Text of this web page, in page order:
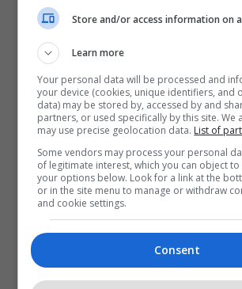
Kb Drita Sporti Në Rajonin E Gjilanit
Alban Hyseni
Store and/or access information on
Learn more
Your personal data will be processed and
your device (cookies, unique identifiers, and
data) may be stored by, accessed by and
partners, or used specifically by this site. We
may use precise geolocation data. List of
Some vendors may process your personal
of legitimate interest, which you can object
your options below. Look for a link at the
or in the site menu to manage or withdraw
and cookie settings.
Consent